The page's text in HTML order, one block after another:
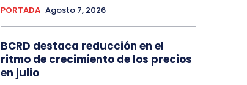
PORTADA Agosto 7, 2026
BCRD destaca reducción en el
ritmo de crecimiento de los precios
en julio